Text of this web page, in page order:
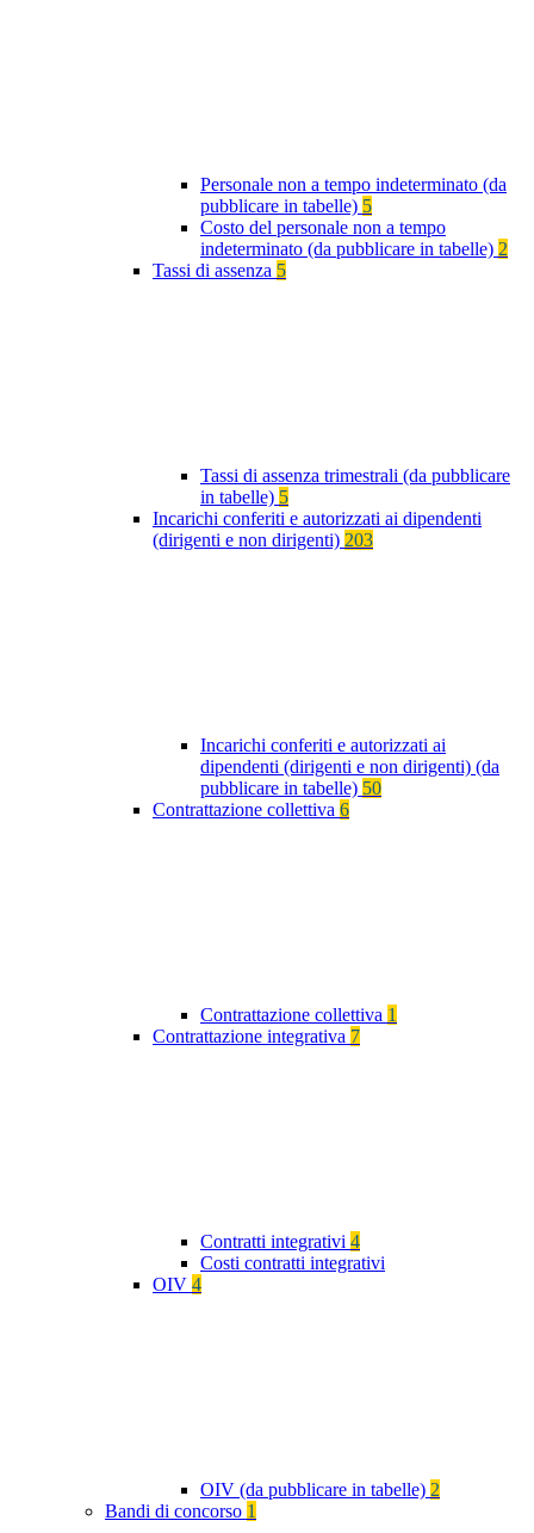
Personale non a tempo indeterminato (da
pubblicare in tabelle) 5
Costo del personale non a tempo
indeterminato (da pubblicare in tabelle) 2
Tassi di assenza 5
Tassi di assenza trimestrali (da pubblicare
in tabelle) 5
Incarichi conferiti e autorizzati ai dipendenti
(dirigenti e non dirigenti) 203
Incarichi conferiti e autorizzati ai
dipendenti (dirigenti e non dirigenti) (da
pubblicare in tabelle) 50
Contrattazione collettiva 6
Contrattazione collettiva 1
Contrattazione integrativa 7
Contratti integrativi 4
Costi contratti integrativi
OIV 4
OIV (da pubblicare in tabelle) 2
Bandi di concorso 1